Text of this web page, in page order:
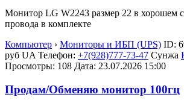
Монитор LG W2243 размер 22 в хорошем
провода в комплекте
Компьютер › Мониторы и ИБП (UPS) ID:
руб UA Телефон: +7(928)777-73-47 Сунжа
Просмотры: 108 Дата: 23.07.2026 15:00
Продам/Обменяю монитор 100гц